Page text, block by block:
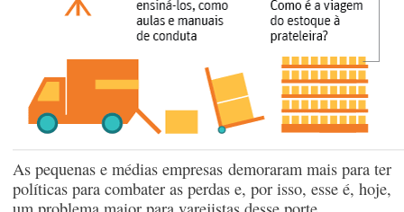
As pequenas e médias empresas demoraram mais para ter
políticas para combater as perdas e, por isso, esse é, hoje,